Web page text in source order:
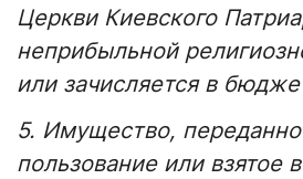
Церкви Киевского
неприбыльной
или зачисляется в
5. Имущество,
пользование или взятое